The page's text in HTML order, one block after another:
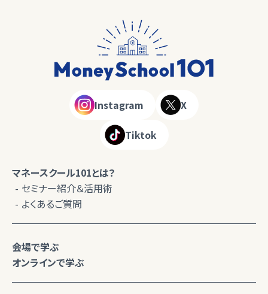
Instagram X
Tiktok
マネースクール101とは？
セミナー紹介＆活用術
よくあるご質問
会場で学ぶ
オンラインで学ぶ